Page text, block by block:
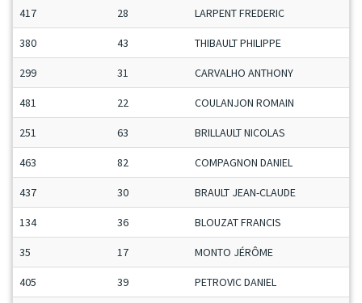
417 28 LARPENT FREDERIC
380 43 THIBAULT PHILIPPE
299 31 CARVALHO ANTHONY
481 22 COULANJON ROMAIN
251 63 BRILLAULT NICOLAS
463 82 COMPAGNON DANIEL
437 30 BRAULT JEAN-CLAUDE
134 36 BLOUZAT FRANCIS
35 17 MONTO JÉRÔME
405 39 PETROVIC DANIEL